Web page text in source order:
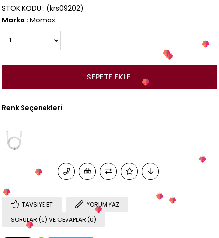
(krs09202)
STOK KODU
Marka : Momax
Renk Seçenekleri
TAVSIYE ET
YORUM YAZ
SORULAR (0) VE CEVAPLAR (0)